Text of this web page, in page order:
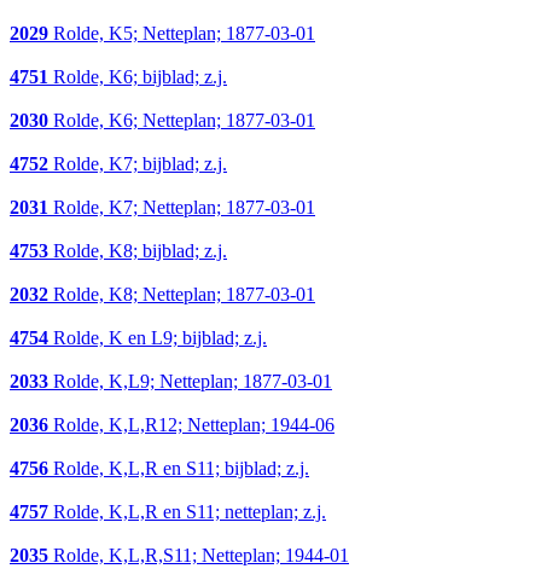
2029 Rolde, K5; Netteplan; 1877-03-01
4751 Rolde, K6; bijblad; z.j.
2030 Rolde, K6; Netteplan; 1877-03-01
4752 Rolde, K7; bijblad; z.j.
2031 Rolde, K7; Netteplan; 1877-03-01
4753 Rolde, K8; bijblad; z.j.
2032 Rolde, K8; Netteplan; 1877-03-01
4754 Rolde, K en L9; bijblad; z.j.
2033 Rolde, K,L9; Netteplan; 1877-03-01
2036 Rolde, K,L,R12; Netteplan; 1944-06
4756 Rolde, K,L,R en S11; bijblad; z.j.
4757 Rolde, K,L,R en S11; netteplan; z.j.
2035 Rolde, K,L,R,S11; Netteplan; 1944-01